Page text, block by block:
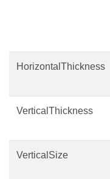
HorizontalThickness
VerticalThickness
VerticalSize